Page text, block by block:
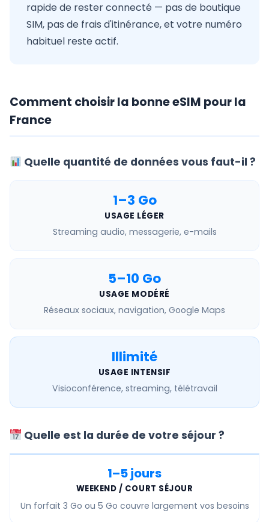
rapide de rester connecté — pas de boutique
SIM, pas de frais d'itinérance, et votre numéro
habituel reste actif.
Comment choisir la bonne eSIM pour la
France
Quelle quantité de données vous faut-il ?
1–3 Go
USAGE LÉGER
Streaming audio, messagerie, e-mails
5–10 Go
USAGE MODÉRÉ
Réseaux sociaux, navigation, Google Maps
Illimité
USAGE INTENSIF
Visioconférence, streaming, télétravail
Quelle est la durée de votre séjour ?
1–5 jours
WEEKEND / COURT SÉJOUR
Un forfait 3 Go ou 5 Go couvre largement vos besoins